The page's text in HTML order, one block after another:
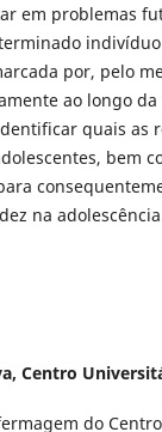
em problemas
por, pelo
ao longo da
quais as
bem
na
Centro
do